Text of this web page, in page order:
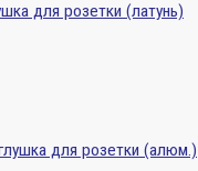
для розетки (латунь)